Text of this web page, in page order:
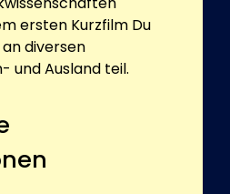
ersten Kurzfilm Du
diversen
und Ausland teil.